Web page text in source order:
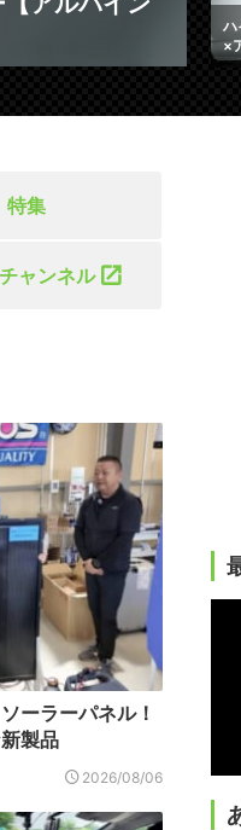
ハ
×
特集
ャンネル
ーラーパネル！
製品
2026/08/06